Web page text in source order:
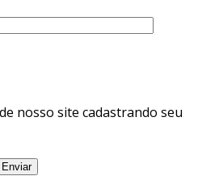
nosso site cadastrando seu